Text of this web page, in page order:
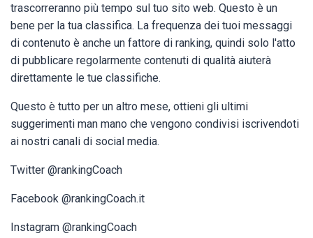
trascorreranno più tempo sul tuo sito web. Questo è un
bene per la tua classifica. La frequenza dei tuoi messaggi
di contenuto è anche un fattore di ranking, quindi solo l'atto
di pubblicare regolarmente contenuti di qualità aiuterà
direttamente le tue classifiche.
Questo è tutto per un altro mese, ottieni gli ultimi
suggerimenti man mano che vengono condivisi iscrivendoti
ai nostri canali di social media.
Twitter @rankingCoach
Facebook @rankingCoach.it
Instagram @rankingCoach